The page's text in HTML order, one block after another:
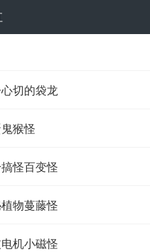
切的袋龙
猴怪
怪百变怪
物蔓藤怪
机小磁怪